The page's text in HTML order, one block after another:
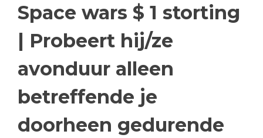
Space wars $ 1 storting
| Probeert hij/ze
avonduur alleen
betreffende je
doorheen gedurende